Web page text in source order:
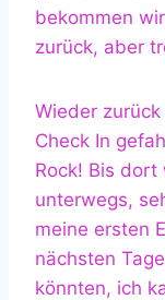
bekommen
zurück, aber
Wieder
Check In
Rock! Bis
unterwegs,
meine ersten
nächsten
könnten, ich